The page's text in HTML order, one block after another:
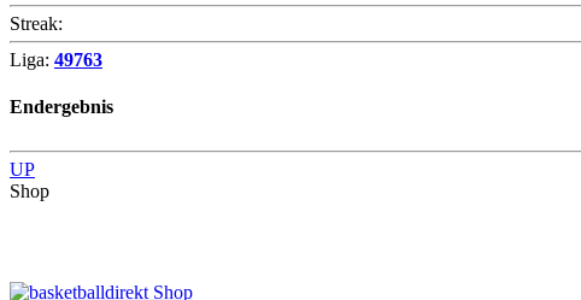
Streak:
Liga: 49763
Endergebnis
UP
Shop